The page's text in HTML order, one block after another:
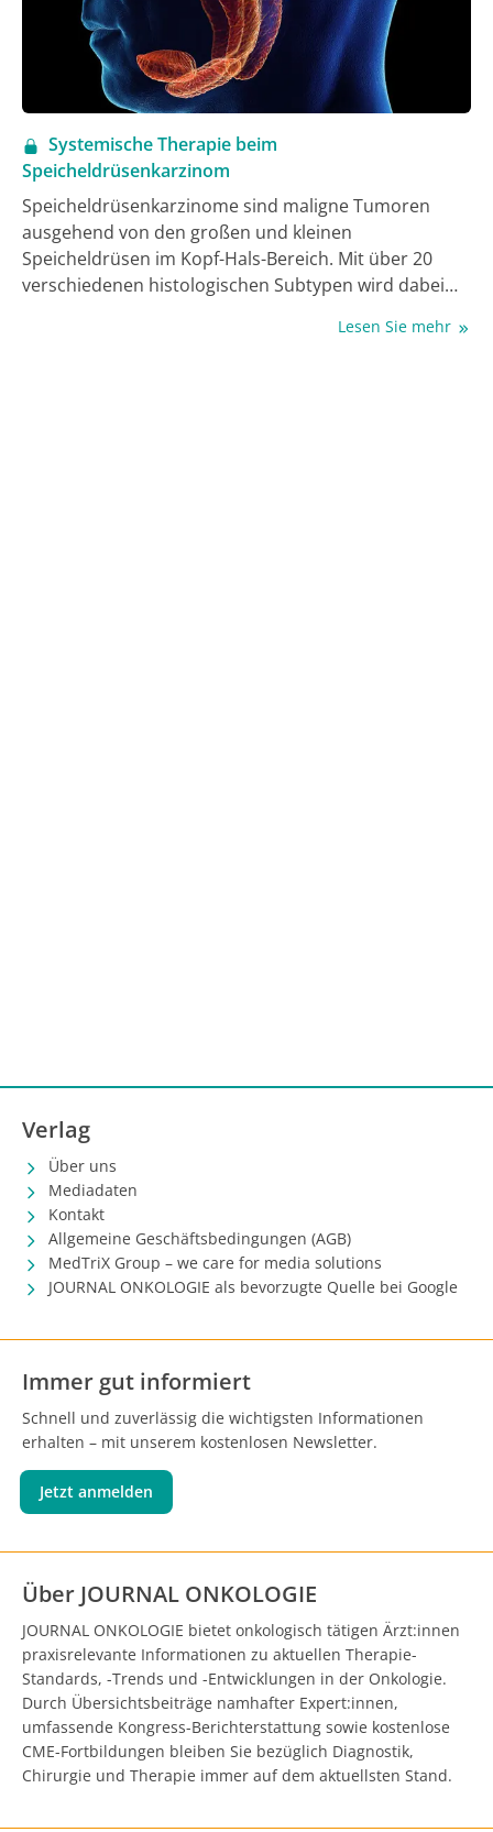
Systemische Therapie beim
Speicheldrüsenkarzinom
Speicheldrüsenkarzinome sind maligne Tumoren
ausgehend von den großen und kleinen
Speicheldrüsen im Kopf-Hals-Bereich. Mit über 20
verschiedenen histologischen Subtypen wird dabei
zusammengefasst. Sie werden mit einer Inzidenzrate
Lesen Sie mehr
Verlag
Über uns
Mediadaten
Kontakt
Allgemeine Geschäftsbedingungen (AGB)
MedTriX Group – we care for media solutions
JOURNAL ONKOLOGIE als bevorzugte Quelle bei Google
Immer gut informiert
Schnell und zuverlässig die wichtigsten Informationen
erhalten – mit unserem kostenlosen Newsletter.
Jetzt anmelden
Über JOURNAL ONKOLOGIE
JOURNAL ONKOLOGIE bietet onkologisch tätigen Ärzt:innen
praxisrelevante Informationen zu aktuellen Therapie-
Standards, -Trends und -Entwicklungen in der Onkologie.
Durch Übersichtsbeiträge namhafter Expert:innen,
umfassende Kongress-Berichterstattung sowie kostenlose
CME-Fortbildungen bleiben Sie bezüglich Diagnostik,
Chirurgie und Therapie immer auf dem aktuellsten Stand.